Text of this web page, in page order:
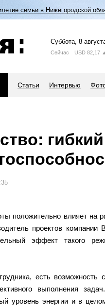
семьи в Нижегородской
Суббота, 8
Сейчас USD 82,17
Статьи Интервью
положительно влияет на
проектов
эффект такого
есть возможность
выполнения
уровень энергии и в